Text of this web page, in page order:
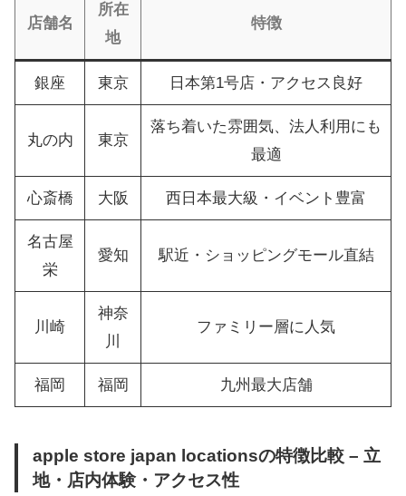
店舗名
所在
地
特徴
銀座 東京 日本第1号店・アクセス良好
丸の内 東京
落ち着いた雰囲気、法人利用にも
最適
心斎橋 大阪 西日本最大級・イベント豊富
名古屋
栄
愛知 駅近・ショッピングモール直結
川崎
神奈
川
ファミリー層に人気
福岡 福岡 九州最大店舗
apple store japan locationsの特徴比較 – 立
地・店内体験・アクセス性